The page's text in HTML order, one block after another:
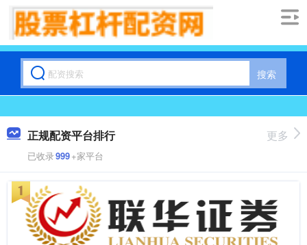
搜索
正规配资平台排行
已收录999+家平台
更多